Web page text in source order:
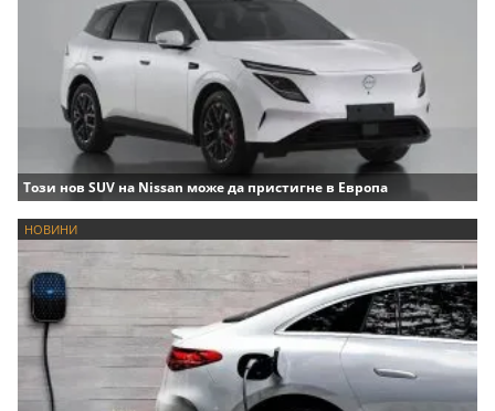
Този нов SUV на Nissan може да пристигне в Европа
НОВИНИ